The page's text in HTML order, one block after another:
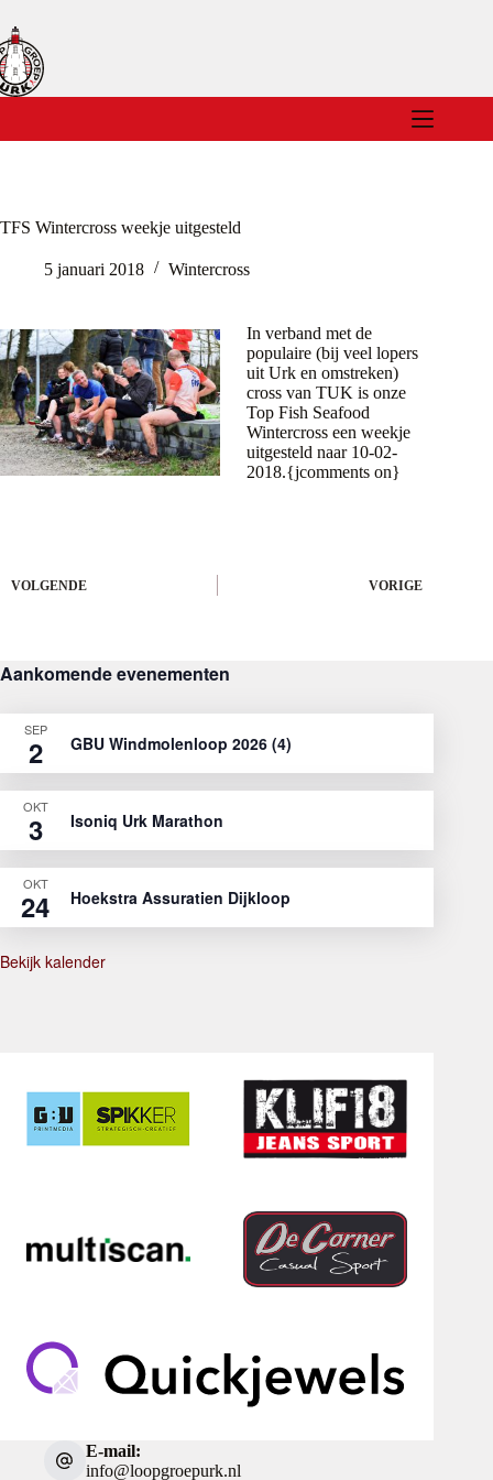
naar
de
inhoud
TFS Wintercross weekje uitgesteld
5 januari 2018 Wintercross
In verband met de
populaire (bij veel lopers
uit Urk en omstreken)
cross van TUK is onze
Top Fish Seafood
Wintercross een weekje
uitgesteld naar 10-02-
2018.{jcomments on}
VORIGE
VOLGENDE
Aankomende evenementen
SEP
2 GBU Windmolenloop 2026 (4)
OKT
3 Isoniq Urk Marathon
OKT
24 Hoekstra Assuratien Dijkloop
Bekijk kalender
E-mail:
info@loopgroepurk.nl